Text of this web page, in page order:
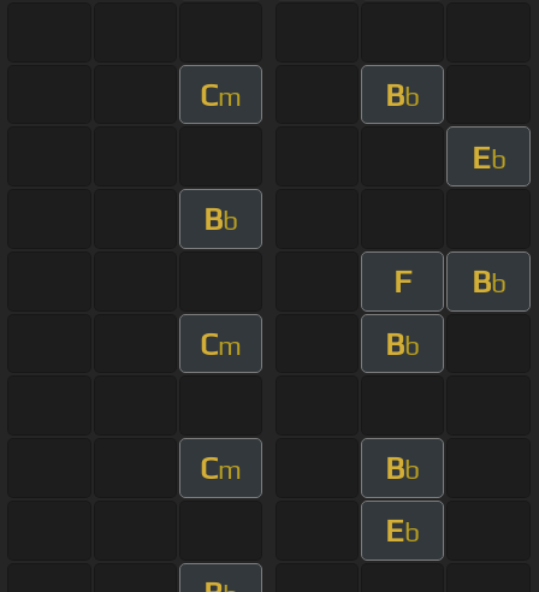
Cm Bb
Eb
Bb
F Bb
Cm Bb
Cm Bb
Eb